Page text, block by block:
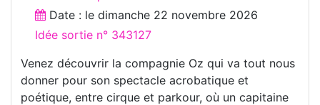
Date : le dimanche 22 novembre 2026
Idée sortie n° 343127
Venez découvrir la compagnie Oz qui va tout nous
donner pour son spectacle acrobatique et
poétique, entre cirque et parkour, où un capitaine